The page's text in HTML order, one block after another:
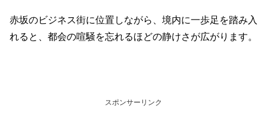
赤坂のビジネス街に位置しながら、境内に一歩足を踏み入
れると、都会の喧騒を忘れるほどの静けさが広がります。
スポンサーリンク